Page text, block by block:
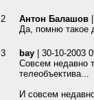
2 Антон Балашов
Да, помню такое
3 bay | 30-10-2003
Совсем недавно
телеобъектива...
И совсем